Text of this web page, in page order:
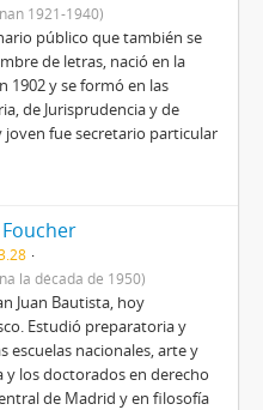
1921-1940)
público que también se
de letras, nació en la
1902 y se formó en las
de Jurisprudencia y de
joven fue secretario particular
la década de 1950)
Juan Bautista, hoy
Estudió preparatoria y
escuelas nacionales, arte y
y los doctorados en derecho
de Madrid y en filosofía